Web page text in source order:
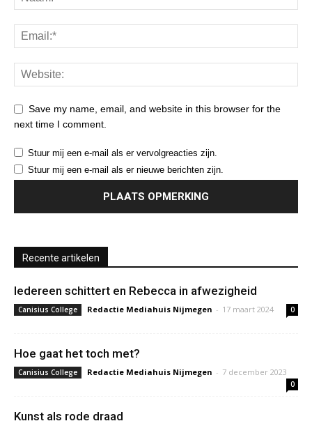
Save my name, email, and website in this browser for the
next time I comment.
Stuur mij een e-mail als er vervolgreacties zijn.
Stuur mij een e-mail als er nieuwe berichten zijn.
Recente artikelen
Iedereen schittert en Rebecca in afwezigheid
Canisius College Redactie Mediahuis Nijmegen - 17 maart 2024 0
Hoe gaat het toch met?
Canisius College Redactie Mediahuis Nijmegen - 7 december 2023
0
Kunst als rode draad